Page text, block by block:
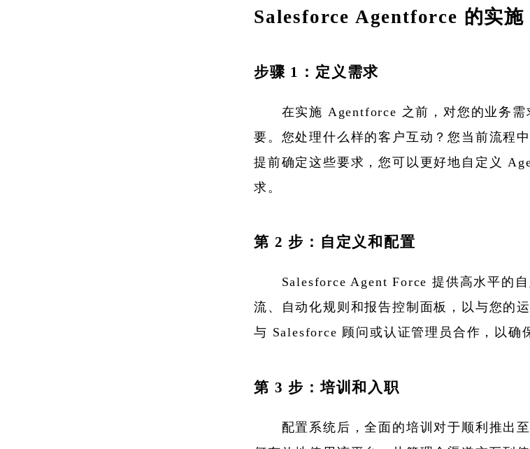
Salesforce Agentforce 的实施
步骤 1：定义需求
在实施 Agentforce 之前，对您的业务需
要。您处理什么样的客户互动？您当前流程
提前确定这些要求，您可以更好地自定义
求。
第 2 步：自定义和配置
Salesforce Agent Force 提供高水平的
流、自动化规则和报告控制面板，以与您的
与 Salesforce 顾问或认证管理员合作，以确
第 3 步：培训和入职
配置系统后，全面的培训对于顺利推出